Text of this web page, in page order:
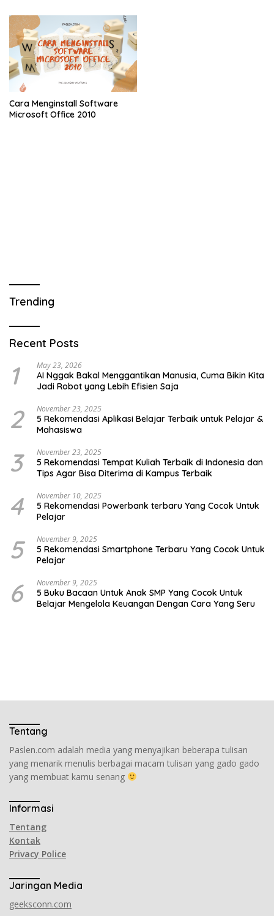
Cara Menginstall Software
Microsoft Office 2010
Trending
Recent Posts
1 May 23, 2026
AI Nggak Bakal Menggantikan Manusia, Cuma Bikin Kita
Jadi Robot yang Lebih Efisien Saja
2 November 23, 2025
5 Rekomendasi Aplikasi Belajar Terbaik untuk Pelajar &
Mahasiswa
3 November 23, 2025
5 Rekomendasi Tempat Kuliah Terbaik di Indonesia dan
Tips Agar Bisa Diterima di Kampus Terbaik
4 November 10, 2025
5 Rekomendasi Powerbank terbaru Yang Cocok Untuk
Pelajar
5 November 9, 2025
5 Rekomendasi Smartphone Terbaru Yang Cocok Untuk
Pelajar
6 November 9, 2025
5 Buku Bacaan Untuk Anak SMP Yang Cocok Untuk
Belajar Mengelola Keuangan Dengan Cara Yang Seru
Tentang
Paslen.com adalah media yang menyajikan beberapa tulisan
yang menarik menulis berbagai macam tulisan yang gado gado
yang membuat kamu senang
Informasi
Tentang
Kontak
Privacy Police
Jaringan Media
geeksconn.com